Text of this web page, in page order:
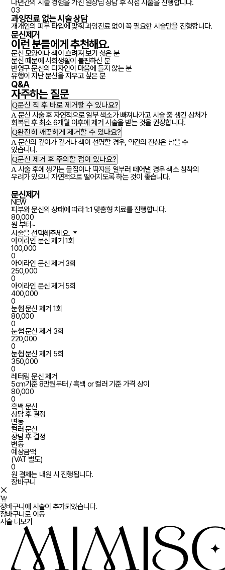
다년간의 시술 경험을 가진 원장님 상담 후 직접 시술을 진행합니다.
03
과잉진료 없는 시술 상담
개개인의 피부 타입에 맞춰 과잉진료 없이 꼭 필요한 시술만을 진행합니다.
문신제거
이런 분들에게추천해요.
문신 모양이나 색이 흐려져 보기 싫은 분
문신 때문에 사회생활이 불편하신 분
반영구 문신의 디자인이 마음에 들지 않는 분
유행이 지난 문신을 지우고 싶은 분
Q&A
자주하는질문
Q문신 직 후 바로 제거할 수 있나요?
A문신 시술 후 자연적으로 일부 색소가 빠져나가고 시술 중 생긴 상처가
회복된 후 최소 6개월 이후에 제거 시술을 받는 것을 권장합니다.
Q완전히 깨끗하게 제거할 수 있나요?
A문신의 깊이가 깊거나 색이 선명할 경우, 약간의 잔상은 남을 수
있습니다.
Q문신 제거 후 주의할 점이 있나요?
A시술 후에 생기는 물집이나 딱지를 일부러 떼어낼 경우 색소 침착의
우려가 있으니 자연적으로 떨어지도록 하는 것이 좋습니다.
문신제거
NEW
피부와 문신의 상태에 따라 1:1 맞춤형 치료를 진행합니다.
80,000
원 부터~
시술을 선택해주세요.
아이라인 문신 제거 1회
100,000
0
아이라인 문신 제거 3회
250,000
0
아이라인 문신 제거 5회
400,000
0
눈썹 문신 제거 1회
80,000
0
눈썹 문신 제거 3회
220,000
0
눈썹 문신 제거 5회
350,000
0
레터링 문신 제거
5cm기준 8만원부터 / 흑백 or 컬러 기준 가격 상이
80,000
0
흑백 문신
상담 후 결정
변동
컬러 문신
상담 후 결정
변동
예상금액
(VAT 별도)
0
원 결제는 내원 시 진행됩니다.
장바구니
장바구니에 시술이 추가되었습니다.
장바구니로 이동
시술 더보기